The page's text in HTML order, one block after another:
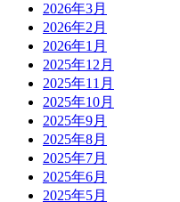
2026年3月
2026年2月
2026年1月
2025年12月
2025年11月
2025年10月
2025年9月
2025年8月
2025年7月
2025年6月
2025年5月